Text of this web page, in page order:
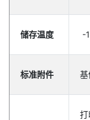
储存温度 -
标准附件 基
打